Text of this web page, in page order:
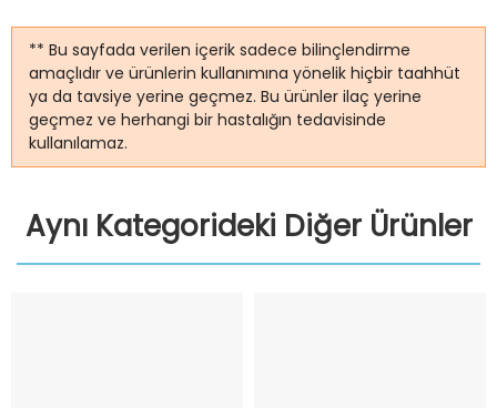
** Bu sayfada verilen içerik sadece bilinçlendirme
amaçlıdır ve ürünlerin kullanımına yönelik hiçbir taahhüt
ya da tavsiye yerine geçmez. Bu ürünler ilaç yerine
geçmez ve herhangi bir hastalığın tedavisinde
kullanılamaz.
Aynı Kategorideki Diğer Ürünler